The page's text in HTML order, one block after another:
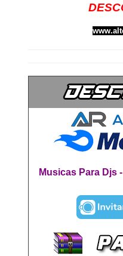
Musicas Para Djs